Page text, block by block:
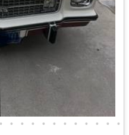
• • • • • • • • • • • •